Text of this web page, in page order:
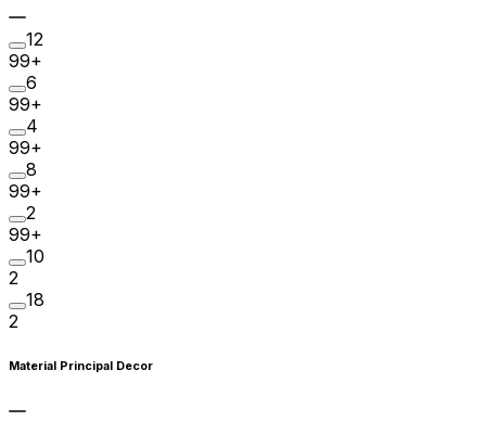
12
99+
6
99+
4
99+
8
99+
2
99+
10
2
18
2
Material Principal Decor